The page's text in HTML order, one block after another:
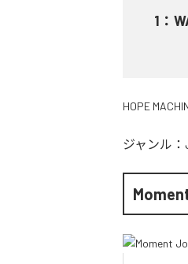
1 ：
HOPE
ジャンル：